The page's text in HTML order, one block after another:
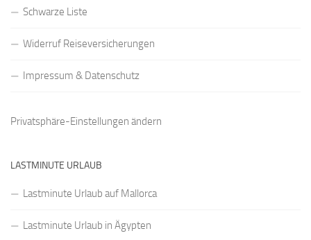
Schwarze Liste
Widerruf Reiseversicherungen
Impressum & Datenschutz
Privatsphäre-Einstellungen ändern
LASTMINUTE URLAUB
Lastminute Urlaub auf Mallorca
Lastminute Urlaub in Ägypten